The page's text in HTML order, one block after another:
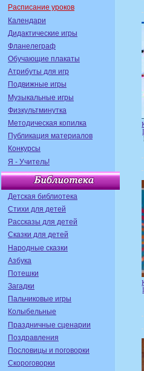
Расписание уроков
Календари
Дидактические игры
Фланелеграф
Обучающие плакаты
Атрибуты для игр
Подвижные игры
Музыкальные игры
Физкультминутка
Методическая копилка
Публикация материалов
Конкурсы
Я - Учитель!
Детская библиотека
Стихи для детей
Рассказы для детей
Сказки для детей
Народные сказки
Азбука
Потешки
Загадки
Пальчиковые игры
Колыбельные
Праздничные сценарии
Поздравления
Пословицы и поговорки
Скороговорки